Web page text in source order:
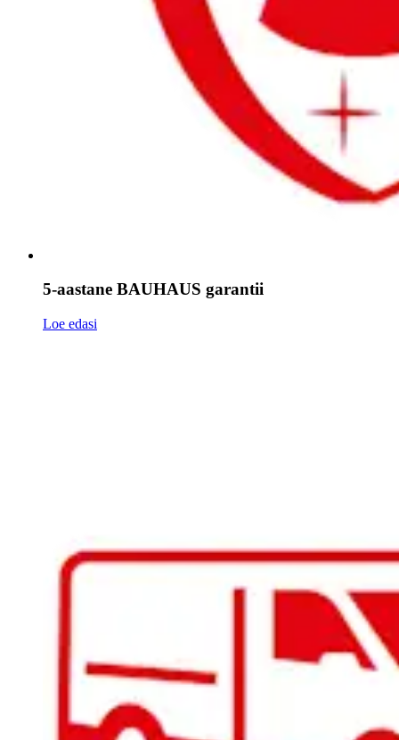
5-aastane BAUHAUS garantii
Loe edasi